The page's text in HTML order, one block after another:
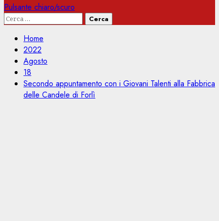
Pulsante chiaro/scuro
Ricerca
Home
2022
Agosto
18
Secondo appuntamento con i Giovani Talenti alla Fabbrica
delle Candele di Forlì